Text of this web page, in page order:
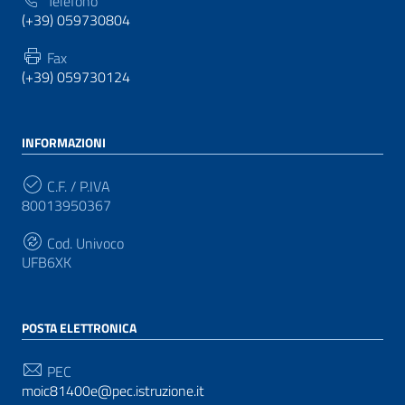
(+39) 059730804
Fax
(+39) 059730124
INFORMAZIONI
C.F. / P.IVA
80013950367
Cod. Univoco
UFB6XK
POSTA ELETTRONICA
PEC
moic81400e@pec.istruzione.it